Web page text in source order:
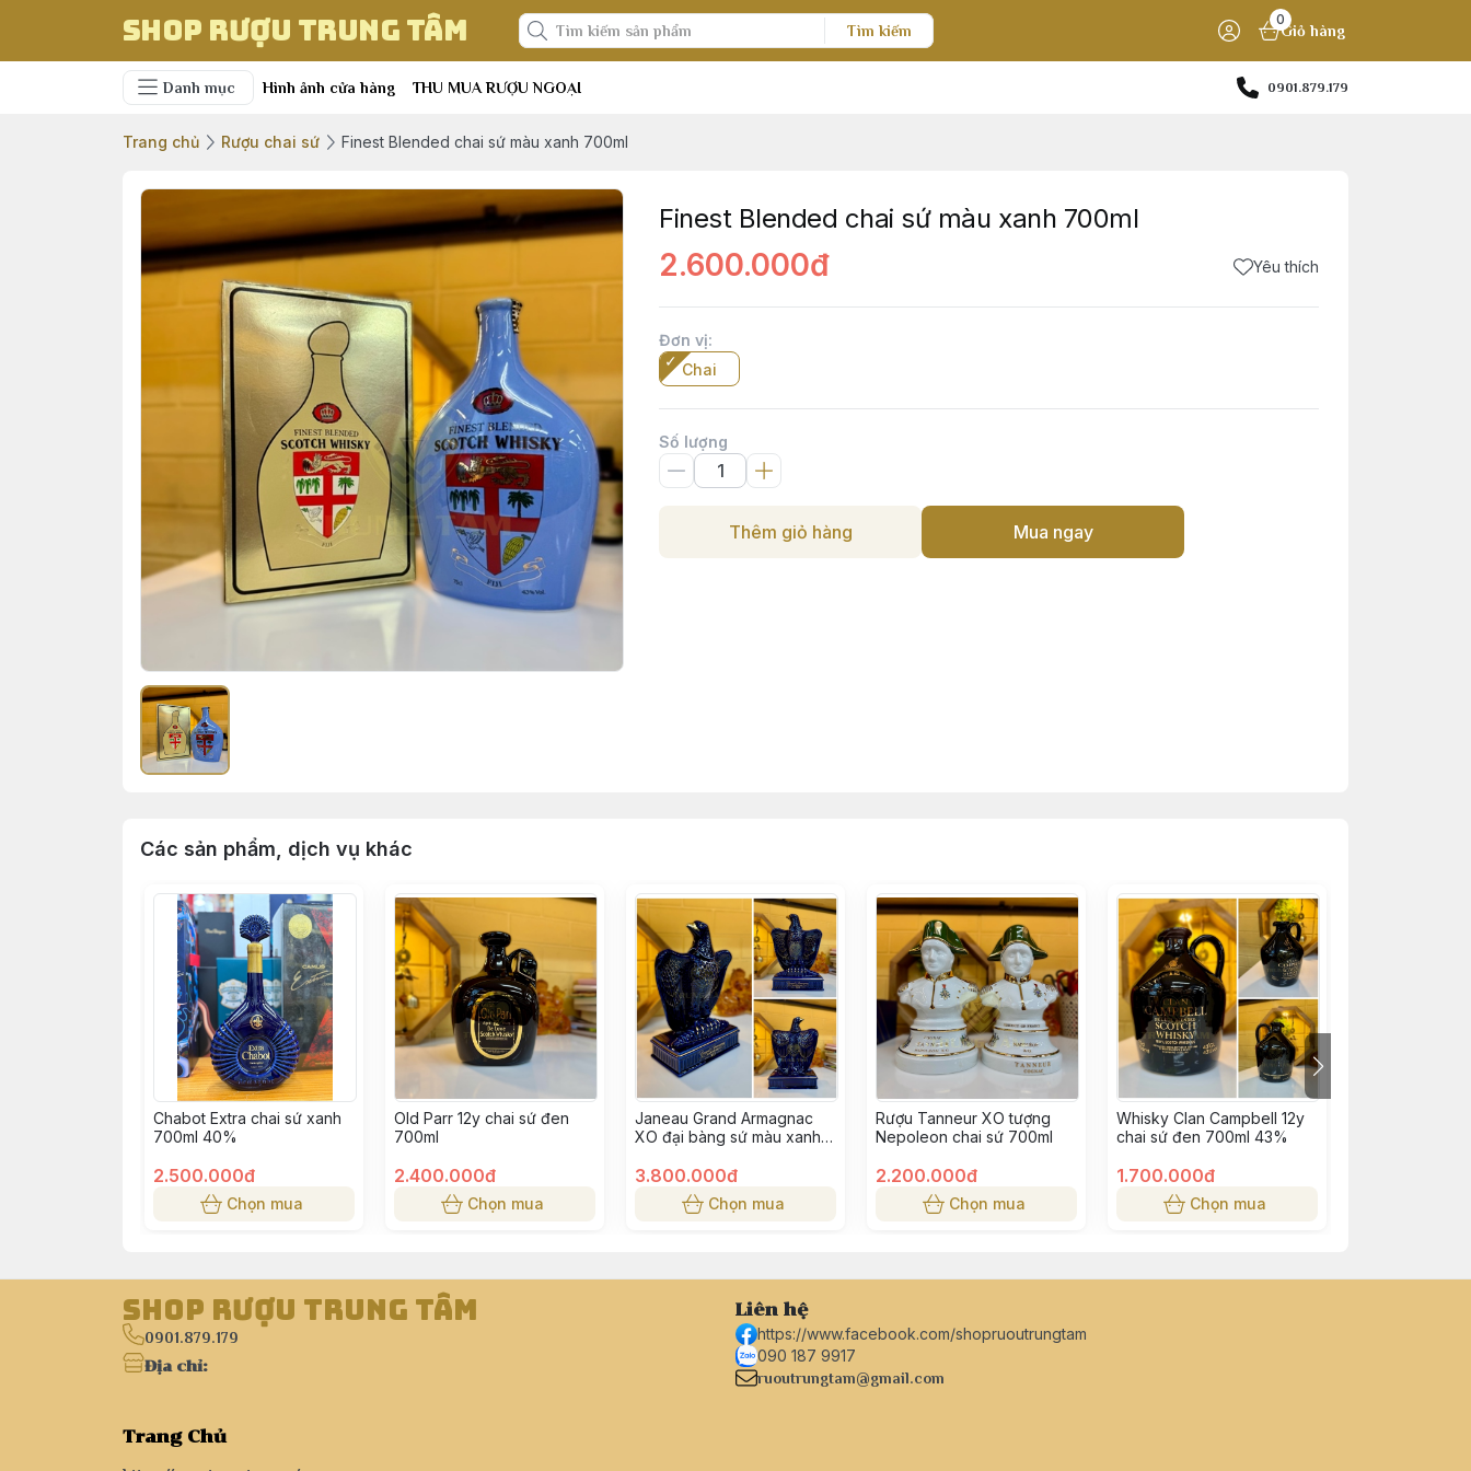
Shop Rượu Trung Tâm Tìm kiếm
0
Giỏ hàng
Danh mục Hình ảnh cửa hàng THU MUA RƯỢU NGOẠI 0901.879.179
Trang chủ Rượu chai sứ Finest Blended chai sứ màu xanh 700ml
Finest Blended chai sứ màu xanh 700ml
2.600.000đ Yêu thích
Đơn vị:
Chai
Số lượng
Thêm giỏ hàng Mua ngay
Các sản phẩm, dịch vụ khác
Chabot Extra chai sứ xanh
700ml 40%
2.500.000đ
Chọn mua
Old Parr 12y chai sứ đen
700ml
2.400.000đ
Chọn mua
Janeau Grand Armagnac
XO đại bàng sứ màu xanh
3.800.000đ
Chọn mua
Rượu Tanneur XO tượng
Nepoleon chai sứ 700ml
2.200.000đ
Chọn mua
Whisky Clan Campbell 12y
chai sứ đen 700ml 43%
1.700.000đ
Chọn mua
Shop Rượu Trung Tâm
0901.879.179
Địa chỉ:
Liên hệ
https://www.facebook.com/shopruoutrungtam
090 187 9917
ruoutrungtam@gmail.com
Trang Chủ